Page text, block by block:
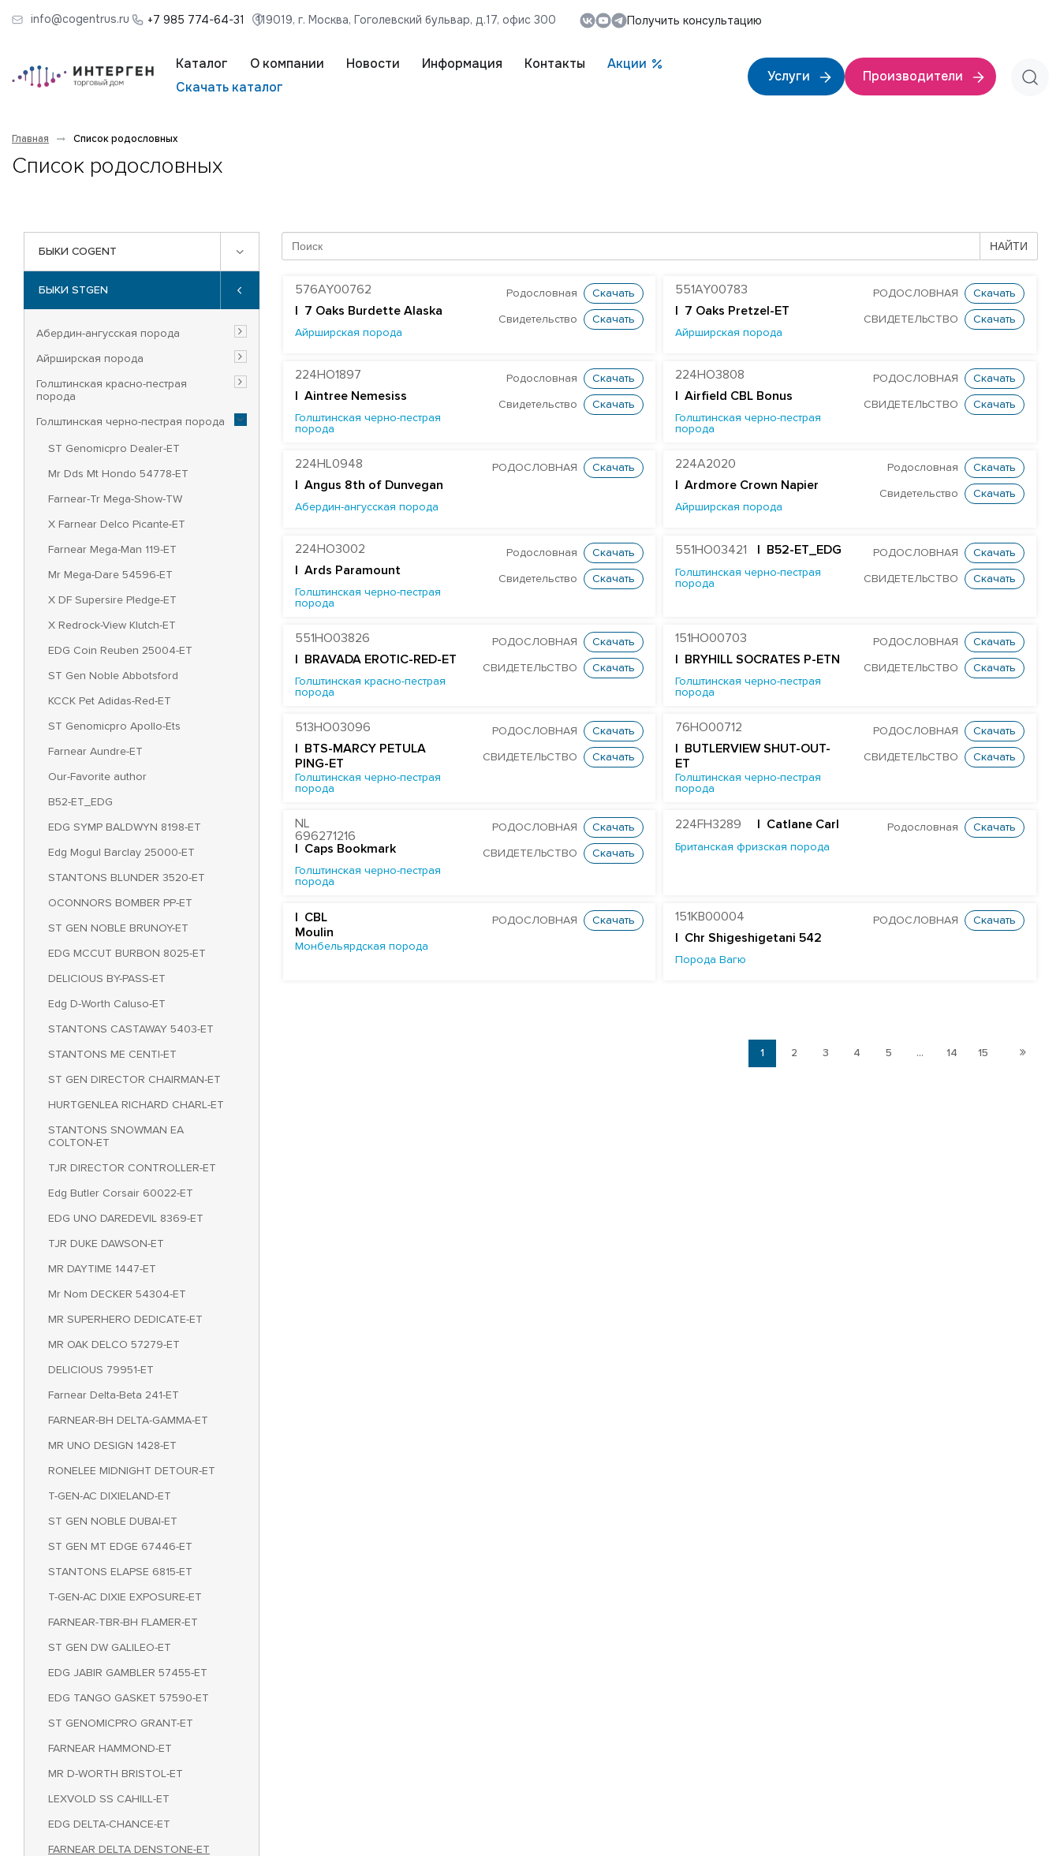
info@cogentrus.ru +7 985 774-64-31 119019, г. Москва, Гоголевский бульвар, д.17, офис 300 Получить консультацию
Каталог О компании Новости Информация Контакты
Акции
Скачать каталог
Услуги Производители
Главная Список родословных
Список родословных
БЫКИ COGENT
БЫКИ STGEN
Абердин-ангусская порода
Айрширская порода
Голштинская красно-пестрая
порода
Голштинская черно-пестрая порода
ST Genomicpro Dealer-ET
Mr Dds Mt Hondo 54778-ET
Farnear-Tr Mega-Show-TW
X Farnear Delco Picante-ET
Farnear Mega-Man 119-ET
Mr Mega-Dare 54596-ET
X DF Supersire Pledge-ET
X Redrock-View Klutch-ET
EDG Coin Reuben 25004-ET
ST Gen Noble Abbotsford
KCCK Pet Adidas-Red-ET
ST Genomicpro Apollo-Ets
Farnear Aundre-ET
Our-Favorite author
B52-ET_EDG
EDG SYMP BALDWYN 8198-ET
Edg Mogul Barclay 25000-ET
STANTONS BLUNDER 3520-ET
OCONNORS BOMBER PP-ET
ST GEN NOBLE BRUNOY-ET
EDG MCCUT BURBON 8025-ET
DELICIOUS BY-PASS-ET
Edg D-Worth Caluso-ET
STANTONS CASTAWAY 5403-ET
STANTONS ME CENTI-ET
ST GEN DIRECTOR CHAIRMAN-ET
HURTGENLEA RICHARD CHARL-ET
STANTONS SNOWMAN EA
COLTON-ET
TJR DIRECTOR CONTROLLER-ET
Edg Butler Corsair 60022-ET
EDG UNO DAREDEVIL 8369-ET
TJR DUKE DAWSON-ET
MR DAYTIME 1447-ET
Mr Nom DECKER 54304-ET
MR SUPERHERO DEDICATE-ET
MR OAK DELCO 57279-ET
DELICIOUS 79951-ET
Farnear Delta-Beta 241-ET
FARNEAR-BH DELTA-GAMMA-ET
MR UNO DESIGN 1428-ET
RONELEE MIDNIGHT DETOUR-ET
T-GEN-AC DIXIELAND-ET
ST GEN NOBLE DUBAI-ET
ST GEN MT EDGE 67446-ET
STANTONS ELAPSE 6815-ET
T-GEN-AC DIXIE EXPOSURE-ET
FARNEAR-TBR-BH FLAMER-ET
ST GEN DW GALILEO-ET
EDG JABIR GAMBLER 57455-ET
EDG TANGO GASKET 57590-ET
ST GENOMICPRO GRANT-ET
FARNEAR HAMMOND-ET
MR D-WORTH BRISTOL-ET
LEXVOLD SS CAHILL-ET
EDG DELTA-CHANCE-ET
FARNEAR DELTA DENSTONE-ET
НАЙТИ
576AY00762
7 Oaks Burdette Alaska
Айрширская порода
Родословная Скачать
Свидетельство Скачать
551AY00783
| 7 Oaks Pretzel-ET
Айрширская порода
РОДОСЛОВНАЯ Скачать
СВИДЕТЕЛЬСТВО Скачать
224HO1897
Aintree Nemesiss
Голштинская черно-пестрая
порода
Родословная Скачать
Свидетельство Скачать
224HO3808
| Airfield CBL Bonus
Голштинская черно-пестрая
порода
РОДОСЛОВНАЯ Скачать
СВИДЕТЕЛЬСТВО Скачать
224HL0948
| Angus 8th of Dunvegan
Абердин-ангусская порода
РОДОСЛОВНАЯ Скачать
224A2020
|Ardmore Crown Napier
Айрширская порода
Родословная Скачать
Свидетельство Скачать
224HO3002
Ards Paramount
Голштинская черно-пестрая
порода
Родословная Скачать
Свидетельство Скачать
551HO03421 | B52-ET_EDG
Голштинская черно-пестрая
порода
РОДОСЛОВНАЯ Скачать
СВИДЕТЕЛЬСТВО Скачать
551HO03826
| BRAVADA EROTIC-RED-ET
Голштинская красно-пестрая
порода
РОДОСЛОВНАЯ Скачать
СВИДЕТЕЛЬСТВО Скачать
151HO00703
| BRYHILL SOCRATES P-ETN
Голштинская черно-пестрая
порода
РОДОСЛОВНАЯ Скачать
СВИДЕТЕЛЬСТВО Скачать
513HO03096
| BTS-MARCY PETULA
PING-ET
Голштинская черно-пестрая
порода
РОДОСЛОВНАЯ Скачать
СВИДЕТЕЛЬСТВО Скачать
76HO00712
| BUTLERVIEW SHUT-OUT-
ET
Голштинская черно-пестрая
порода
РОДОСЛОВНАЯ Скачать
СВИДЕТЕЛЬСТВО Скачать
NL
696271216
| Caps Bookmark
Голштинская черно-пестрая
порода
РОДОСЛОВНАЯ Скачать
СВИДЕТЕЛЬСТВО Скачать
224FH3289 | Catlane Carl
Британская фризская порода
Родословная Скачать
| CBL
Moulin
Монбельярдская порода
РОДОСЛОВНАЯ Скачать
151KB00004
| Chr Shigeshigetani 542
Порода Вагю
РОДОСЛОВНАЯ Скачать
1 2 3 4 5 ... 14 15